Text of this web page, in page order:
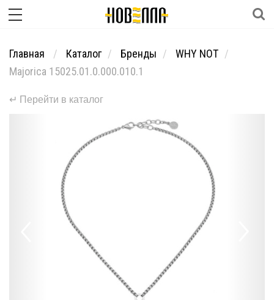
Главная Каталог Бренды
WHY NOT
Majorica 15025.01.0.000.010.1
↵ Перейти в каталог